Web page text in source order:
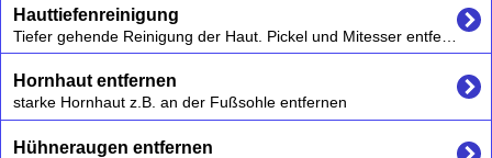
Hauttiefenreinigung
Hornhaut entfernen
starke Hornhaut z.B. an der Fußsohle entfernen
Hühneraugen entfernen